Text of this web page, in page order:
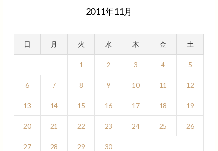
2011年11月
日 月 火 水 木 金 土
1 2 3 4 5
6 7 8 9 10 11 12
13 14 15 16 17 18 19
20 21 22 23 24 25 26
27 28 29
30